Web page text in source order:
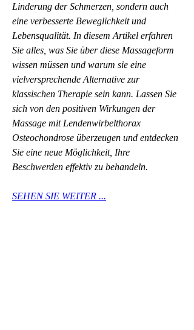
Linderung der Schmerzen, sondern auch
eine verbesserte Beweglichkeit und
Lebensqualität. In diesem Artikel erfahren
Sie alles, was Sie über diese Massageform
wissen müssen und warum sie eine
vielversprechende Alternative zur
klassischen Therapie sein kann. Lassen Sie
sich von den positiven Wirkungen der
Massage mit Lendenwirbelthorax
Osteochondrose überzeugen und entdecken
Sie eine neue Möglichkeit, Ihre
Beschwerden effektiv zu behandeln.
SEHEN SIE WEITER ...